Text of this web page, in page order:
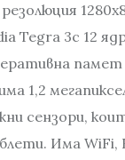
Tegra 3с 12
памет
1,2
сензори,
Има WiFi,